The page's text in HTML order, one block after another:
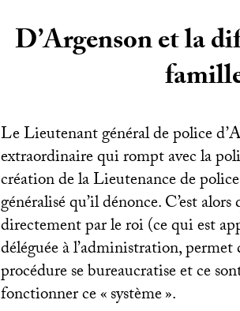
D’Argenson et la
Le Lieutenant général de police
extraordinaire qui rompt avec la
création de la Lieutenance de
généralisé qu’il dénonce. C’est
directement par le roi (ce qui est
déléguée à l’administration,
procédure se bureaucratise et ce
fonctionner ce «système».